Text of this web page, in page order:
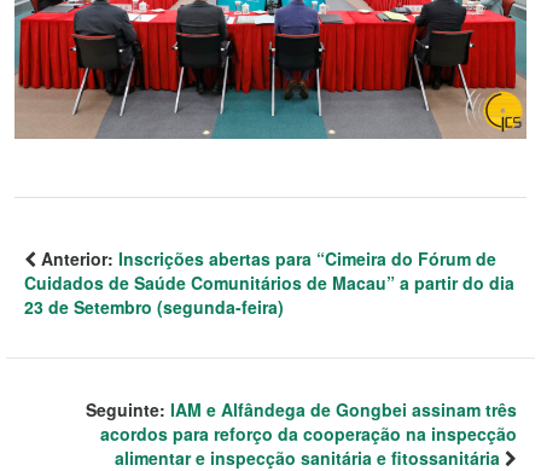
Anterior: Inscrições abertas para “Cimeira do Fórum de
Cuidados de Saúde Comunitários de Macau” a partir do dia
23 de Setembro (segunda-feira)
Seguinte: IAM e Alfândega de Gongbei assinam três
acordos para reforço da cooperação na inspecção
alimentar e inspecção sanitária e fitossanitária